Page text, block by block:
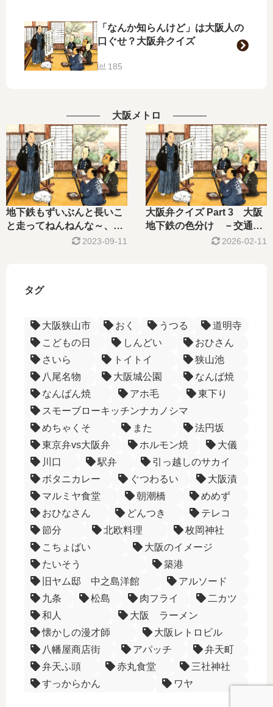
「なんか知らんけど」は大阪人の
口ぐせ？大阪弁クイズ
185
大阪メトロ
地下鉄もずいぶんと長いこ
と走ってねんねんな～、大
2023-09-11
大阪弁クイズ Part 3 大阪
地下鉄の色分け －交通用
2026-02-11
タグ
大阪狭山市 おく うつる
道明寺
こどもの日
しんどい
おひさん
さいら
トイトイ
狭山池
八尾名物
大阪城公園
なんば焼
なんばん焼
アホ毛
東下り
スモーブローキッチンナカノシマ
めちゃくそ
また
法円坂
東京弁vs大阪弁
ホルモン焼
大儀
川口
駅弁
引っ越しのサカイ
ボタニカレー
ぐつわるい
大阪漬
マルミヤ食堂
朝潮橋
めめず
おひなさん
どんつき
テレコ
節分
北欧料理
枚岡神社
こちょばい
大阪のイメージ
たいそう
築港
旧ヤム邸 中之島洋館
アルソード
九条
松島 肉フライ
二カツ
和人
大阪 ラーメン
懐かしの漫才師
大阪レトロビル
八幡屋商店街
アパッチ
弁天町
弁天ふ頭
赤丸食堂
三社神社
すっからかん
ワヤ